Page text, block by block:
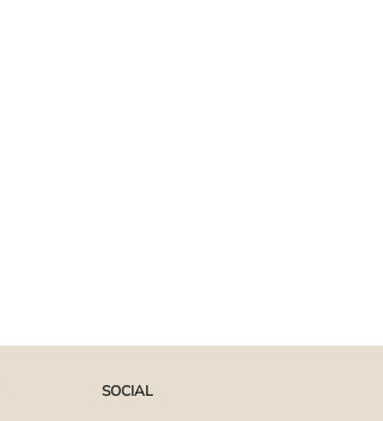
SOCIAL